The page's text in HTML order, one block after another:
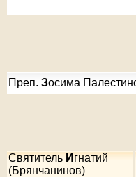
Преп. Зосима
СвятительИгнатий
(Брянчанинов)